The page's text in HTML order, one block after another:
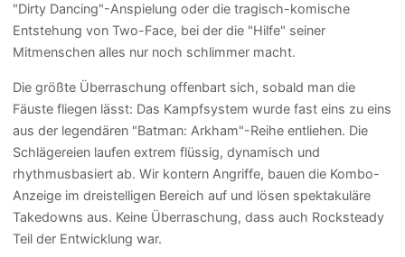
"Dirty Dancing"-Anspielung oder die tragisch-komische
Entstehung von Two-Face, bei der die "Hilfe" seiner
Mitmenschen alles nur noch schlimmer macht.
Die größte Überraschung offenbart sich, sobald man die
Fäuste fliegen lässt: Das Kampfsystem wurde fast eins zu eins
aus der legendären "Batman: Arkham"-Reihe entliehen. Die
Schlägereien laufen extrem flüssig, dynamisch und
rhythmusbasiert ab. Wir kontern Angriffe, bauen die Kombo-
Anzeige im dreistelligen Bereich auf und lösen spektakuläre
Takedowns aus. Keine Überraschung, dass auch Rocksteady
Teil der Entwicklung war.